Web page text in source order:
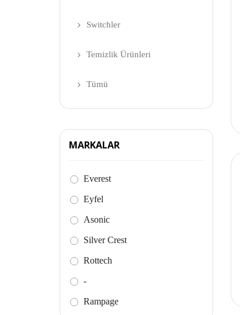
Switchler
Temizlik Ürünleri
Tümü
MARKALAR
Everest
Eyfel
Asonic
Silver Crest
Rottech
-
Rampage